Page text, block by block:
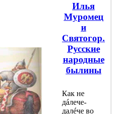
Илья
Муромец
и
Святогор.
Русские
народные
былины
Как не
дáлече-
далéче во